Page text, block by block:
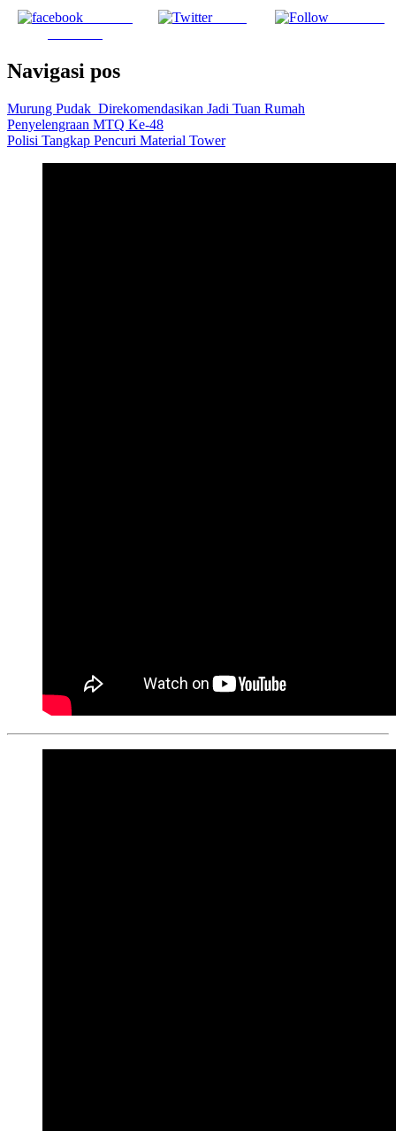
Tweet
Navigasi pos
Murung Pudak Direkomendasikan Jadi Tuan Rumah
Penyelengraan MTQ Ke-48
Polisi Tangkap Pencuri Material Tower